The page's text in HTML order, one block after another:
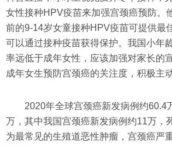
女性接种HPV疫苗来加强宫颈癌预防。
前的9-14岁女童接种HPV疫苗可提供最
可以通过接种疫苗获得保护。我国小年
率远低于成年女性，应该加强对家长的
成年女生预防宫颈癌的关注度，积极主
2020年全球宫颈癌新发病例约60.4
万，其中我国宫颈癌新发病例约11万，
为最常见的生殖道恶性肿瘤，宫颈癌严